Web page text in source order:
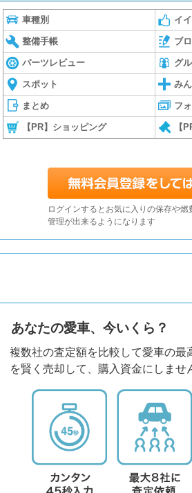
車種別 イ
整備手帳 ブ
パーツレビュー グ
スポット み
まとめ フ
【PR】ショッピング 【
ログインするとお気に入りの保存や燃
管理が出来るようになります
あなたの愛車、今いくら？
複数社の査定額を比較して愛車の最
を賢く売却して、購入資金にしませ